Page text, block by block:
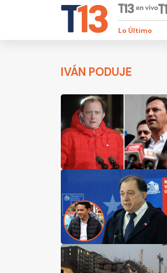
Lo Último
IVÁN PODUJE